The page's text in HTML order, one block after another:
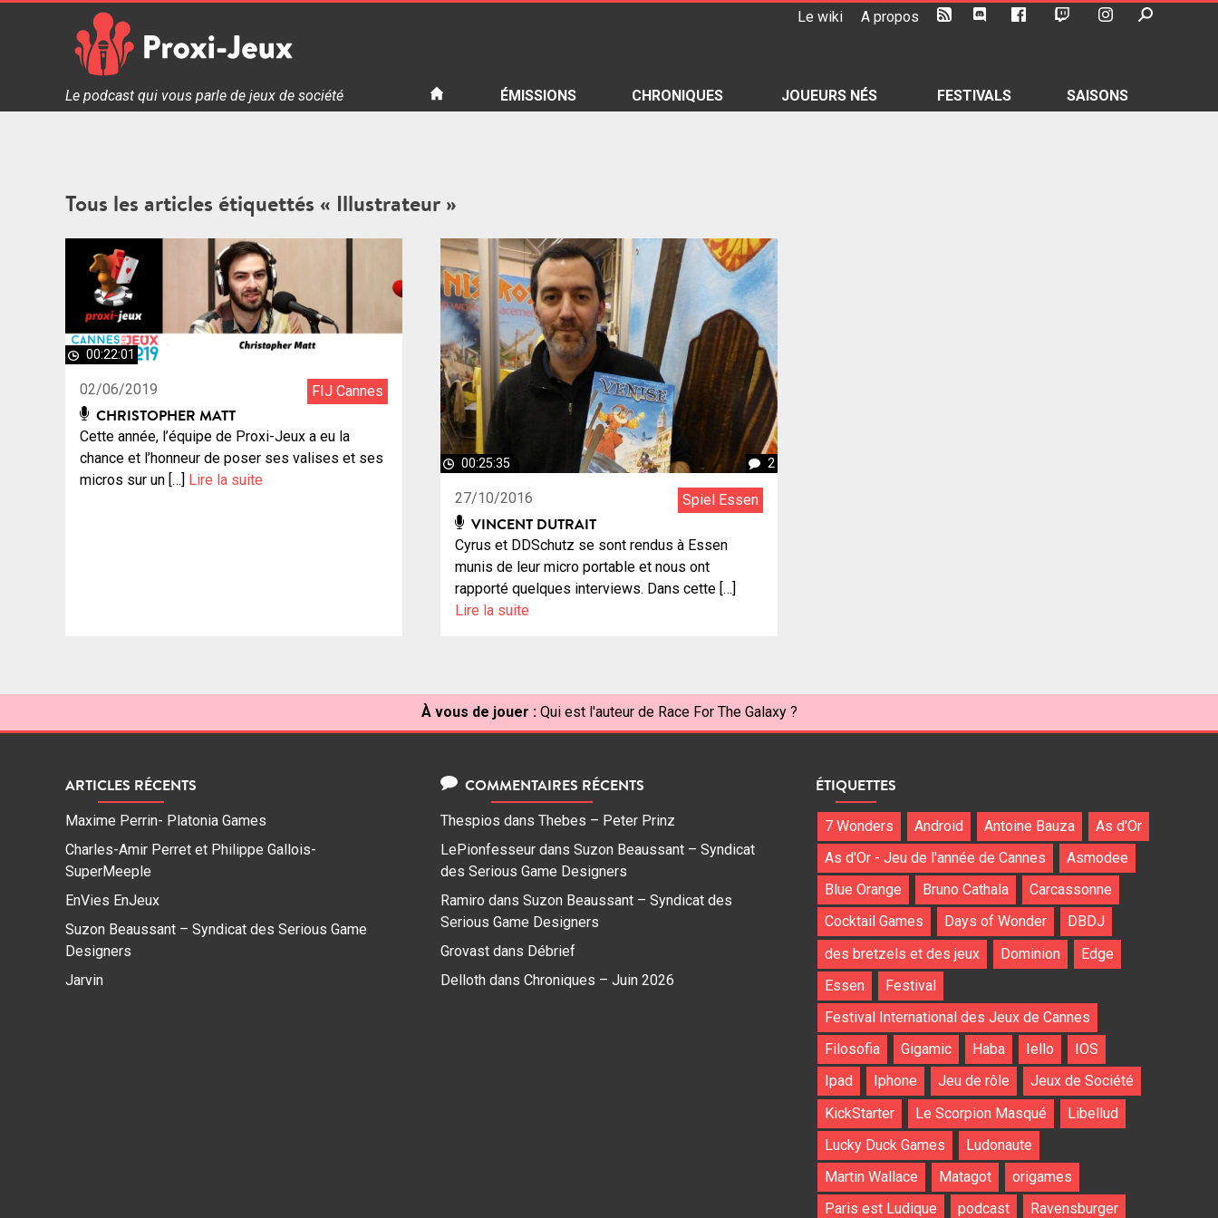
Le wiki A propos
Proxi Jeux - Le podcast qui vous parle de jeux de société
Le podcast qui vous parle de jeux de société ÉMISSIONS CHRONIQUES JOUEURS NÉS FESTIVALS SAISONS
Tous les articles étiquettés « Illustrateur »
00:22:01
02/06/2019 FIJ Cannes
CHRISTOPHER MATT
Cette année, l’équipe de Proxi-Jeux a eu la
chance et l’honneur de poser ses valises et ses
micros sur un […]
Lire la suite
00:25:35 2
27/10/2016 Spiel Essen
VINCENT DUTRAIT
Cyrus et DDSchutz se sont rendus à Essen
munis de leur micro portable et nous ont
rapporté quelques interviews. Dans cette […]
Lire la suite
À vous de jouer : Qui est l'auteur de Race For The Galaxy ?
ARTICLES RÉCENTS
Maxime Perrin- Platonia Games
Charles-Amir Perret et Philippe Gallois-
SuperMeeple
EnVies EnJeux
Suzon Beaussant – Syndicat des Serious Game
Designers
Jarvin
COMMENTAIRES RÉCENTS
Thespios dans Thebes – Peter Prinz
LePionfesseur dans Suzon Beaussant – Syndicat
des Serious Game Designers
Ramiro dans Suzon Beaussant – Syndicat des
Serious Game Designers
Grovast dans Débrief
Delloth dans Chroniques – Juin 2026
ÉTIQUETTES
7 Wonders Android Antoine Bauza
As d'Or
As d'Or - Jeu de l'année de Cannes
Asmodee
Blue Orange
Bruno Cathala
Carcassonne
Cocktail Games
Days of Wonder
DBDJ
des bretzels et des jeux
Dominion
Edge
Essen
Festival
Festival International des Jeux de Cannes
Filosofia
Gigamic Haba Iello
IOS
Ipad
Iphone Jeu de rôle
Jeux de Société
KickStarter
Le Scorpion Masqué
Libellud
Lucky Duck Games
Ludonaute
Martin Wallace
Matagot
origames
Paris est Ludique
podcast Ravensburger